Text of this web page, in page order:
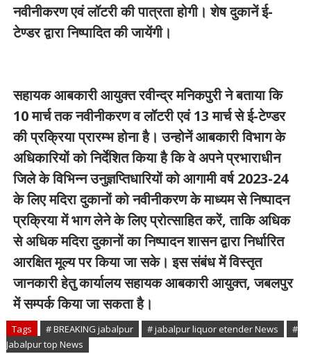
नवीनीकरण एवं लॉटरी की पात्रता होगी। शेष दुकानें ई-
टेण्डर द्वारा निष्पादित की जायेंगी।
सहायक आबकारी आयुक्‍त रवीन्‍द्र मनिकपुरी ने बताया कि
10 मार्च तक नवीनीकरण व लॉटरी एवं 13 मार्च से ई-टेण्डर
की प्रक्रिया प्रारम्भ होना है। उन्‍होनें आबकारी विभाग के
अधिकारियों को निर्देशित किया है कि वे अपने प्रभाराधीन
जिले के विभिन्‍न उनुज्ञप्तिधारियों को आगामी वर्ष 2023-24
के लिए मदिरा दुकानों को नवीनीकरण के माध्‍यम से निष्‍पादन
प्रक्रिया में भाग लेने के लिए प्रोत्‍साहित करें, ताकि अधिक
से अधिक मदिरा दुकानों का निष्‍पादन शासन द्वारा निर्धारित
आरक्षित मूल्‍य पर किया जा सके। इस संबंध में विस्तृत
जानकारी हेतु कार्यालय सहायक आबकारी आयुक्त, जबलपुर
में सम्पर्क किया जा सकता है।
Tags # BREAKING jabalpur # jabalpur liquor etender News
#
Jabalpur top News